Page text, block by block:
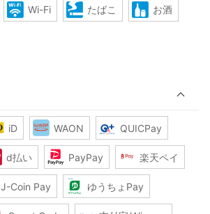
Wi-Fi たばこ お酒
iD WAON QUICPay
d払い PayPay 楽天ペイ
J-Coin Pay ゆうちょPay